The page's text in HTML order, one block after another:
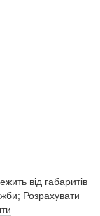
від габаритів
Розрахувати